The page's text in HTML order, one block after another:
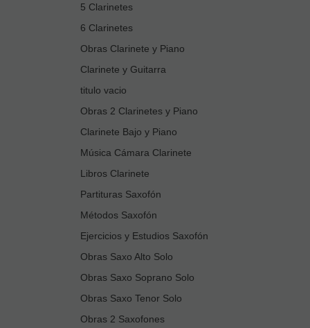
5 Clarinetes
6 Clarinetes
Obras Clarinete y Piano
Clarinete y Guitarra
titulo vacio
Obras 2 Clarinetes y Piano
Clarinete Bajo y Piano
Música Cámara Clarinete
Libros Clarinete
Partituras Saxofón
Métodos Saxofón
Ejercicios y Estudios Saxofón
Obras Saxo Alto Solo
Obras Saxo Soprano Solo
Obras Saxo Tenor Solo
Obras 2 Saxofones